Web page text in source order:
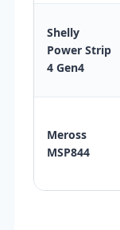
Shelly
Power Strip
4 Gen4
Meross
MSP844